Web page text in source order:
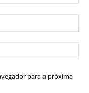
para a próxima